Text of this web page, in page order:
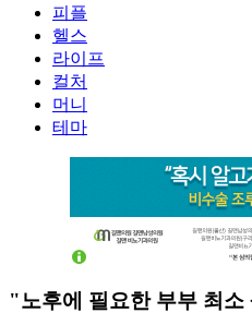
피플
헬스
라이프
컬처
머니
테마
"노후에 필요한 부부 최소